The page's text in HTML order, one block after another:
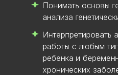
Понимать основы
анализа
Интерпретировать
работы с любым
ребенка и
хронических